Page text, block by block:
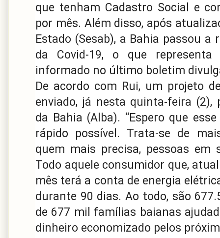
que tenham Cadastro Social e
por mês. Além disso, após
Estado (Sesab), a Bahia passou
da Covid-19, o que
informado no último boletim
De acordo com Rui, um projeto
enviado, já nesta quinta-feira (2),
da Bahia (Alba). “Espero que
rápido possível. Trata-se de
quem mais precisa, pessoas em
Todo aquele consumidor que,
mês terá a conta de energia
durante 90 dias. Ao todo, são
de 677 mil famílias baianas
dinheiro economizado pelos